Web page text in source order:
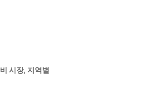
시장, 지역별